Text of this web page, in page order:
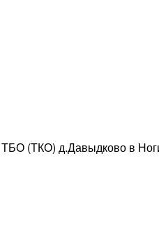
ТБО (ТКО) д.Давыдково в